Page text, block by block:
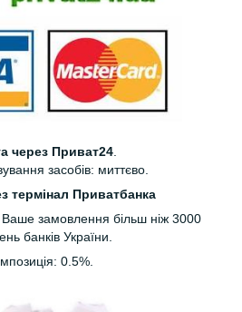
через Приват24.
засобів: миттєво.
термінал Приватбанка
замовлення більш ніж 3000
банків України.
0.5%.